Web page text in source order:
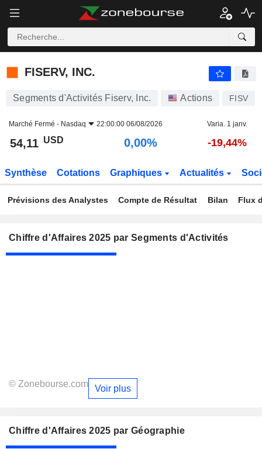
FISERV, INC.
FISERV, INC.
Segments d'Activités Fiserv, Inc. Actions FISV
Marché Fermé - Nasdaq 22:00:00 06/08/2026 Varia. 1 janv.
54,11 USD 0,00% -19,44%
Synthèse Cotations Graphiques Actualités
Prévisions des Analystes Compte de Résultat Bilan Flux
Chiffre d'Affaires 2025 par Segments d'Activités
© Zonebourse.com Voir plus
Chiffre d'Affaires 2025 par Géographie